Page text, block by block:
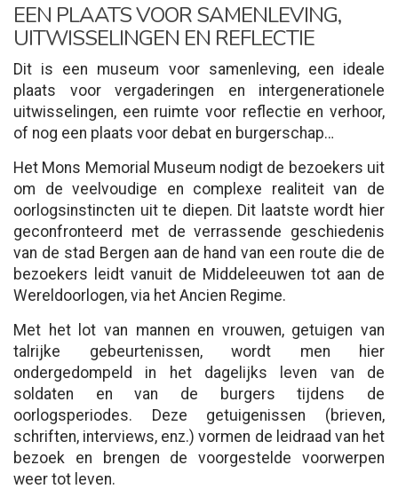
EEN PLAATS VOOR SAMENLEVING,
UITWISSELINGEN EN REFLECTIE
Dit is een museum voor samenleving, een ideale
plaats voor vergaderingen en intergenerationele
uitwisselingen, een ruimte voor reflectie en verhoor,
of nog een plaats voor debat en burgerschap…
Het Mons Memorial Museum nodigt de bezoekers uit
om de veelvoudige en complexe realiteit van de
oorlogsinstincten uit te diepen. Dit laatste wordt hier
geconfronteerd met de verrassende geschiedenis
van de stad Bergen aan de hand van een route die de
bezoekers leidt vanuit de Middeleeuwen tot aan de
Wereldoorlogen, via het Ancien Regime.
Met het lot van mannen en vrouwen, getuigen van
talrijke gebeurtenissen, wordt men hier
ondergedompeld in het dagelijks leven van de
soldaten en van de burgers tijdens de
oorlogsperiodes. Deze getuigenissen (brieven,
schriften, interviews, enz.) vormen de leidraad van het
bezoek en brengen de voorgestelde voorwerpen
weer tot leven.